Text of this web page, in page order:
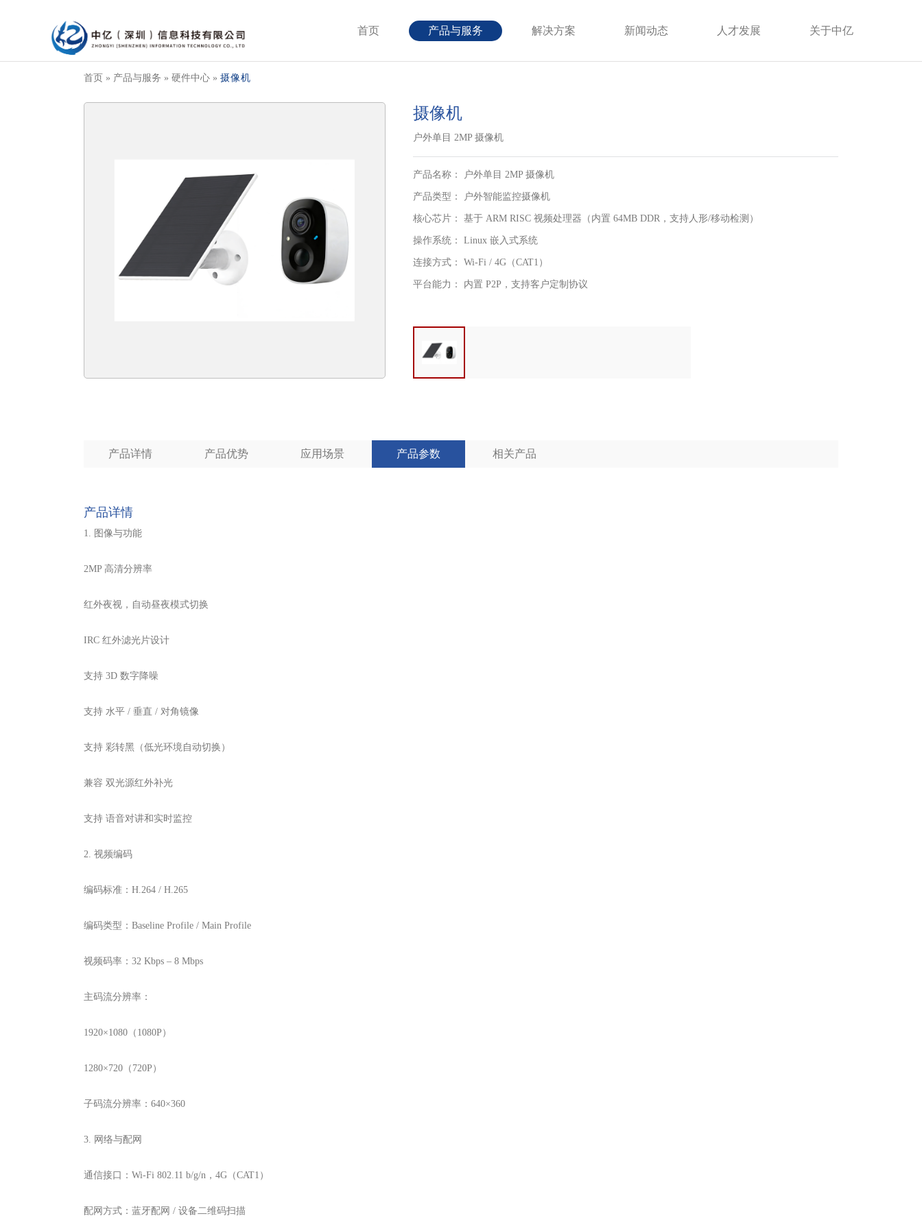
首页 产品与服务 解决方案 新闻动态 人才发展 关于中亿
首页 » 产品与服务 » 硬件中心 » 摄像机
摄像机
户外单目 2MP 摄像机
产品名称： 户外单目 2MP 摄像机
产品类型： 户外智能监控摄像机
核心芯片： 基于 ARM RISC 视频处理器（内置 64MB DDR，支持人形/移动检测）
操作系统： Linux 嵌入式系统
连接方式： Wi-Fi / 4G（CAT1）
平台能力： 内置 P2P，支持客户定制协议
产品详情 产品优势 应用场景 产品参数 相关产品
产品详情
1. 图像与功能
2MP 高清分辨率
红外夜视，自动昼夜模式切换
IRC 红外滤光片设计
支持 3D 数字降噪
支持 水平 / 垂直 / 对角镜像
支持 彩转黑（低光环境自动切换）
兼容 双光源红外补光
支持 语音对讲和实时监控
2. 视频编码
编码标准：H.264 / H.265
编码类型：Baseline Profile / Main Profile
视频码率：32 Kbps – 8 Mbps
主码流分辨率：
1920×1080（1080P）
1280×720（720P）
子码流分辨率：640×360
3. 网络与配网
通信接口：Wi-Fi 802.11 b/g/n，4G（CAT1）
配网方式：蓝牙配网 / 设备二维码扫描